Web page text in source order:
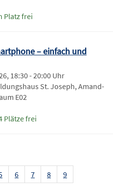
Platz frei
– einfach und
18:30 - 20:00 Uhr
St. Joseph, Amand-
E02
Plätze frei
6 7 8 9